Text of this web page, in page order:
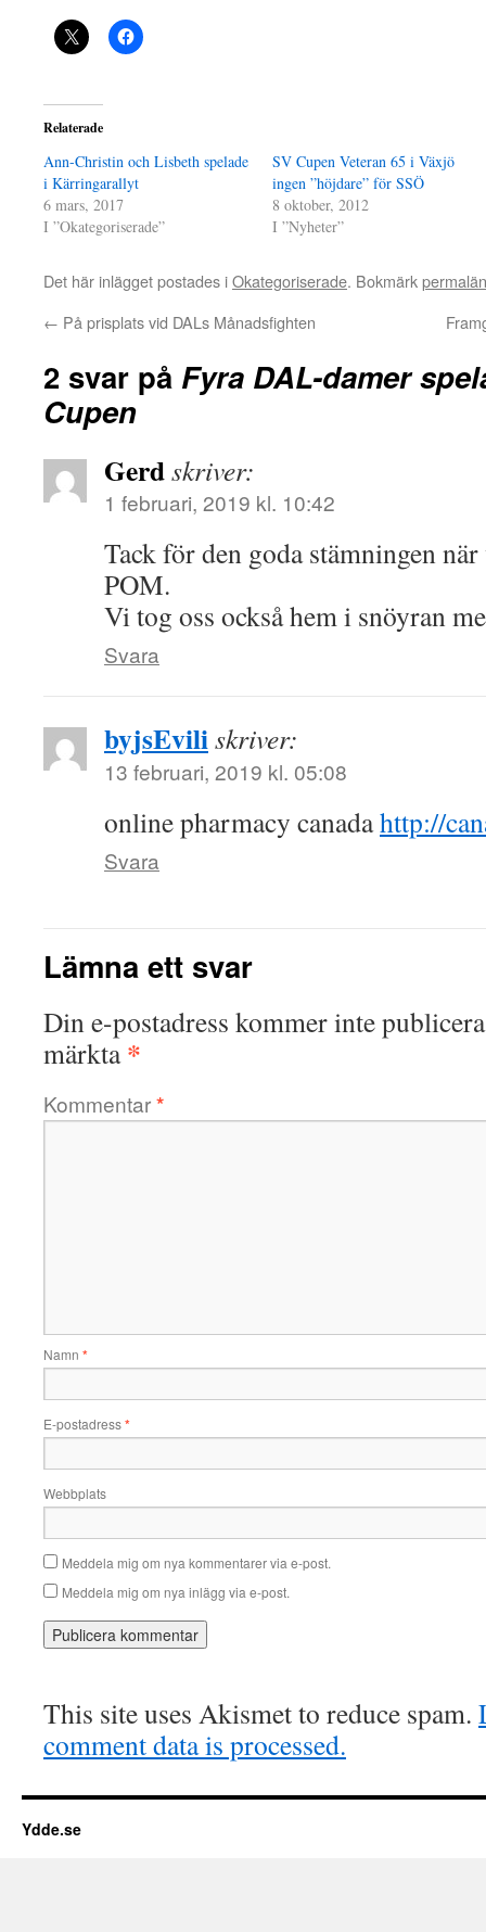
Relaterade
Ann-Christin och Lisbeth spelade
i Kärringarallyt
6 mars, 2017
I ”Okategoriserade”
SV Cupen Veteran 65 i Växjö
ingen ”höjdare” för SSÖ
8 oktober, 2012
I ”Nyheter”
Det här inlägget postades iOkategoriserade. Bokmärk
← På prisplats vid DALs Månadsfighten
2 svar på Fyra DAL-damer
Cupen
Gerdskriver:
1 februari, 2019 kl. 10:42
Tack för den goda stämningen
POM.
Vi tog oss också hem i snöyran
Svara
byjsEviliskriver:
13 februari, 2019 kl. 05:08
online pharmacy canadahttp://
Svara
Lämna ett svar
Din e-postadress kommer inte
märkta*
Kommentar*
Namn *
E-postadress*
Webbplats
Meddela mig om nya kommentarer via e-post.
Meddela mig om nya inlägg via e-post.
This site uses Akismet to reduce spam.
comment data is processed.
Ydde.se